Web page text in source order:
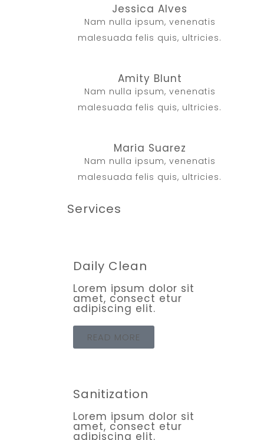
Jessica Alves
Nam nulla ipsum, venenatis
malesuada felis quis, ultricies.
Amity Blunt
Nam nulla ipsum, venenatis
malesuada felis quis, ultricies.
Maria Suarez
Nam nulla ipsum, venenatis
malesuada felis quis, ultricies.
Services
Daily Clean
Lorem ipsum dolor sit
amet, consect etur
adipiscing elit.
READ MORE
Sanitization
Lorem ipsum dolor sit
amet, consect etur
adipiscing elit.